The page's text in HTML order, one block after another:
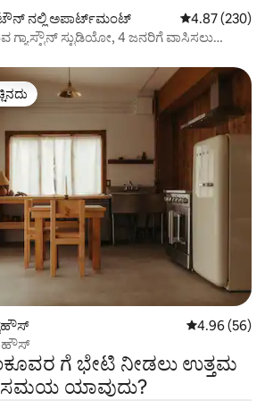
ನಲ್ಲಿ ಅಪಾರ್ಟ್‌ಮಂಟ್ 5 ರಲ್ಲಿ 4.87
4.87 (230)
ಗ್ಯಾಸ್ಟೌನ್ ಸ್ಟುಡಿಯೋ, 4 ಜನರಿಗೆ ವಾಸಿಸಲು
5 ರಲ್ಲಿ 4.96
4.96 (56)
ಹೌಸ್
ಗೆ ಭೇಟಿ ನೀಡಲು ಉತ್ತಮ
ಸಮಯ ಯಾವುದು?